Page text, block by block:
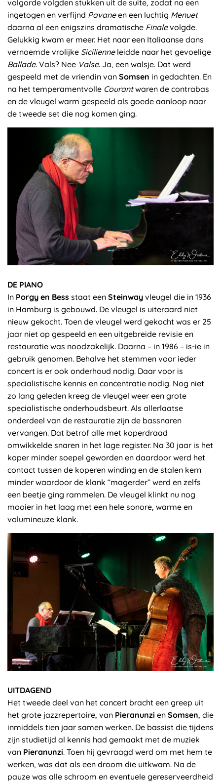
volgorde volgden stukken uit de suite, zodat na een
ingetogen en verfijnd Pavaneen een luchtig Menuet
daarna al een enigszins dramatische Finalevolgde.
Gelukkig kwam er meer. Het naar een Italiaanse dans
vernoemde vrolijke Sicilienneleidde naar het gevoelige
Ballade. Vals? Nee Valse. Ja, een walsje. Dat werd
gespeeld met de vriendin van Somsen in gedachten. En
na het temperamentvolle Courantwaren de contrabas
en de vleugel warm gespeeld als goede aanloop naar
de tweede set die nog komen ging.
DE PIANO
In Porgy en Bess staat een Steinway vleugel die in 1936
in Hamburg is gebouwd. De vleugel is uiteraard niet
nieuw gekocht. Toen de vleugel werd gekocht was er 25
jaar niet op gespeeld en een uitgebreide revisie en
restauratie was noodzakelijk. Daarna – in 1986 – is-ie in
gebruik genomen. Behalve het stemmen voor ieder
concert is er ook onderhoud nodig. Daar voor is
specialistische kennis en concentratie nodig. Nog niet
zo lang geleden kreeg de vleugel weer een grote
specialistische onderhoudsbeurt. Als allerlaatse
onderdeel van de restauratie zijn de bassnaren
vervangen. Dat betrof alle met koperdraad
omwikkelde snaren in het lage register. Na 30 jaar is het
koper minder soepel geworden en daardoor werd het
contact tussen de koperen winding en de stalen kern
minder waardoor de klank “magerder” werd en zelfs
een beetje ging rammelen. De vleugel klinkt nu nog
mooier in het laag met een hele sonore, warme en
volumineuze klank.
UITDAGEND
Het tweede deel van het concert bracht een greep uit
het grote jazzrepertoire, van Pieranunzi en Somsen, die
inmiddels tien jaar samen werken. De bassist die tijdens
zijn studietijd al kennis had gemaakt met de muziek
van Pieranunzi. Toen hij gevraagd werd om met hem te
werken, was dat als een droom die uitkwam. Na de
pauze was alle schroom en eventuele gereserveerdheid